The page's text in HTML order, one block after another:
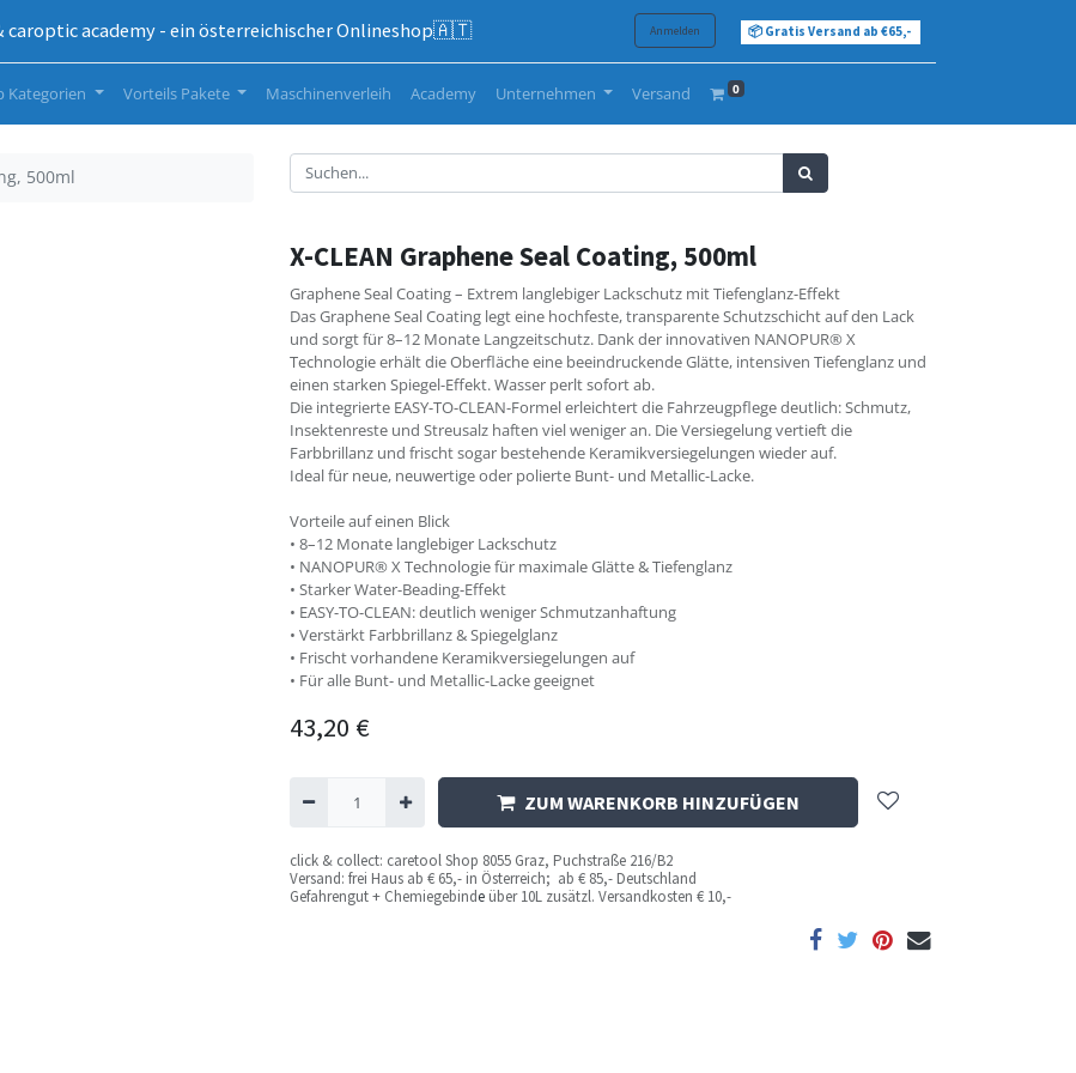
caroptic academy - ein österreichischer Onlineshop🇦🇹 Anmelden 📦 Gratis Versand ab €65,-
Kategorien Vorteils Pakete Maschinenverleih Academy Unternehmen Versand 0
500ml
X-CLEAN Graphene Seal Coating, 500ml
Graphene Seal Coating – Extrem langlebiger Lackschutz mit Tiefenglanz-Effekt
Das Graphene Seal Coating legt eine hochfeste, transparente Schutzschicht auf den Lack
und sorgt für 8–12 Monate Langzeitschutz. Dank der innovativen NANOPUR® X
Technologie erhält die Oberfläche eine beeindruckende Glätte, intensiven Tiefenglanz und
einen starken Spiegel-Effekt. Wasser perlt sofort ab.
Die integrierte EASY-TO-CLEAN-Formel erleichtert die Fahrzeugpflege deutlich: Schmutz,
Insektenreste und Streusalz haften viel weniger an. Die Versiegelung vertieft die
Farbbrillanz und frischt sogar bestehende Keramikversiegelungen wieder auf.
Ideal für neue, neuwertige oder polierte Bunt- und Metallic-Lacke.
Vorteile auf einen Blick
• 8–12 Monate langlebiger Lackschutz
• NANOPUR® X Technologie für maximale Glätte & Tiefenglanz
• Starker Water-Beading-Effekt
• EASY-TO-CLEAN: deutlich weniger Schmutzanhaftung
• Verstärkt Farbbrillanz & Spiegelglanz
• Frischt vorhandene Keramikversiegelungen auf
• Für alle Bunt- und Metallic-Lacke geeignet
43,20 €
ZUM WARENKORB HINZUFÜGEN
click & collect: caretool Shop 8055 Graz, Puchstraße 216/B2
Versand: frei Haus ab € 65,- in Österreich; ab € 85,- Deutschland
Gefahrengut + Chemiegebinde über 10L zusätzl. Versandkosten € 10,-